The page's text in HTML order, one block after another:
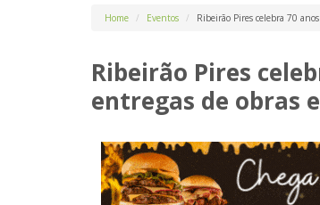
Home Eventos Ribeirão Pires celebra 70
Ribeirão Pires
entregas de obras